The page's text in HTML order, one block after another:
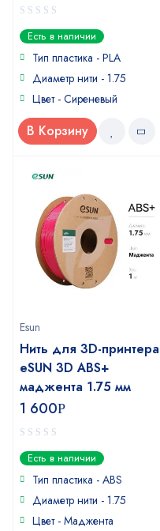
0
out
of
Есть в наличии
Тип пластика - PLA
Диаметр нити - 1.75
Цвет - Cиреневый
В Корзину
Esun
Нить для 3D-принтера
eSUN 3D ABS+
маджента 1.75 мм
1 600Р
0
out
of
Есть в наличии
Тип пластика - ABS
Диаметр нити - 1.75
Цвет - Маджента